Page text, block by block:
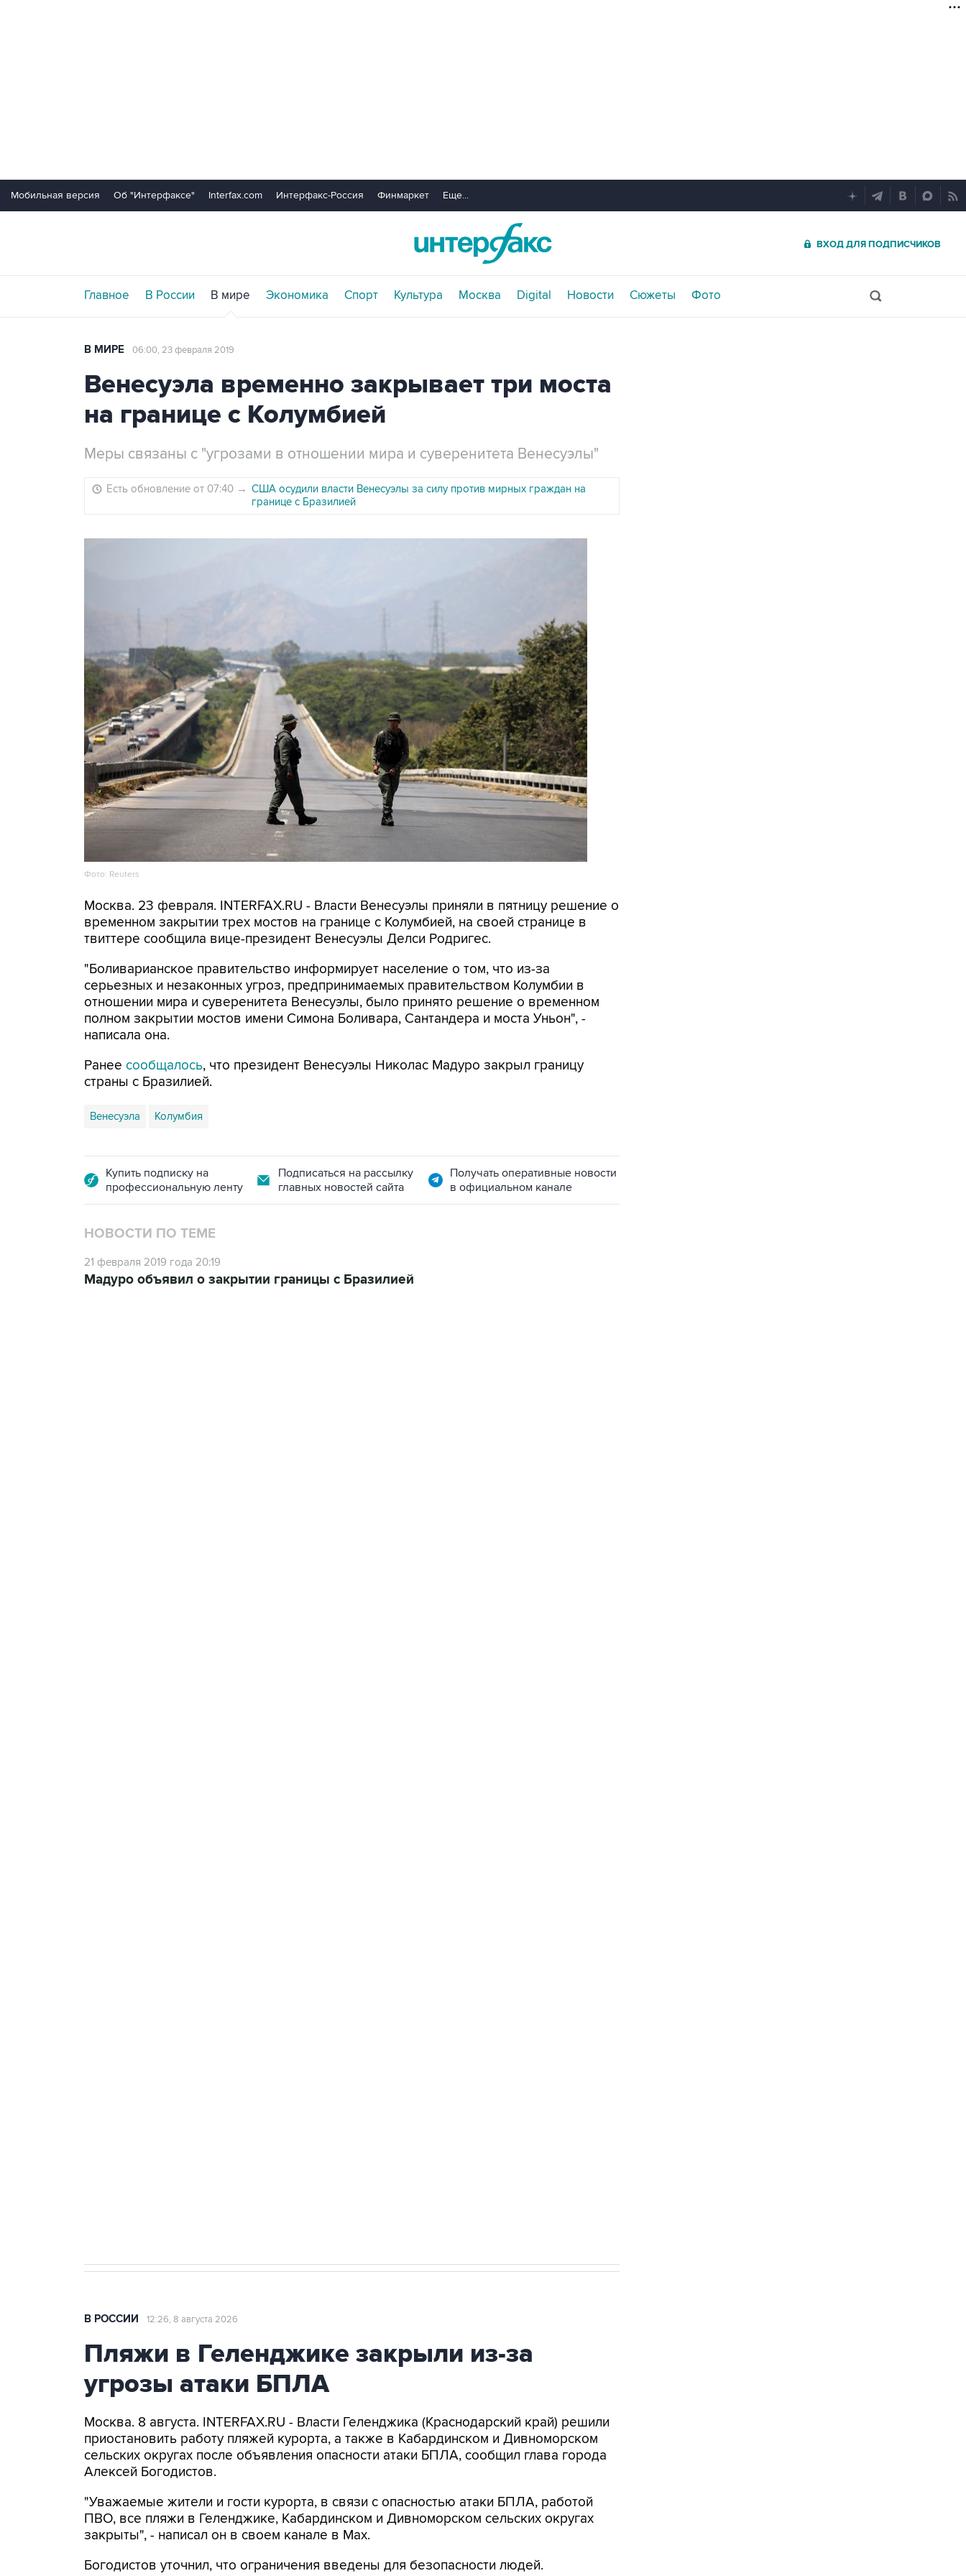
Мобильная версия Об "Интерфаксе" Interfax.com Интерфакс-Россия Финмаркет Еще...
ВХОД ДЛЯ ПОДПИСЧИКОВ
Главное В России В мире Экономика Спорт Культура Москва Digital Новости Сюжеты Фото
В МИРЕ 06:00, 23 февраля 2019
Венесуэла временно закрывает три моста
на границе с Колумбией
Меры связаны с "угрозами в отношении мира и суверенитета Венесуэлы"
Есть обновление от 07:40 → США осудили власти Венесуэлы за силу против мирных граждан на
границе с Бразилией
Фото: Reuters
Москва. 23 февраля. INTERFAX.RU - Власти Венесуэлы приняли в пятницу решение о
временном закрытии трех мостов на границе с Колумбией, на своей странице в
твиттере сообщила вице-президент Венесуэлы Делси Родригес.
"Боливарианское правительство информирует население о том, что из-за
серьезных и незаконных угроз, предпринимаемых правительством Колумбии в
отношении мира и суверенитета Венесуэлы, было принято решение о временном
полном закрытии мостов имени Симона Боливара, Сантандера и моста Уньон", -
написала она.
Ранее сообщалось, что президент Венесуэлы Николас Мадуро закрыл границу
страны с Бразилией.
Венесуэла Колумбия
Купить подписку на
профессиональную ленту
Подписаться на рассылку
главных новостей сайта
Получать оперативные новости
в официальном канале
НОВОСТИ ПО ТЕМЕ
21 февраля 2019 года 20:19
Мадуро объявил о закрытии границы с Бразилией
В РОССИИ 12:26, 8 августа 2026
Пляжи в Геленджике закрыли из-за
угрозы атаки БПЛА
Москва. 8 августа. INTERFAX.RU - Власти Геленджика (Краснодарский край) решили
приостановить работу пляжей курорта, а также в Кабардинском и Дивноморском
сельских округах после объявления опасности атаки БПЛА, сообщил глава города
Алексей Богодистов.
"Уважаемые жители и гости курорта, в связи с опасностью атаки БПЛА, работой
ПВО, все пляжи в Геленджике, Кабардинском и Дивноморском сельских округах
закрыты", - написал он в своем канале в Max.
Богодистов уточнил, что ограничения введены для безопасности людей.